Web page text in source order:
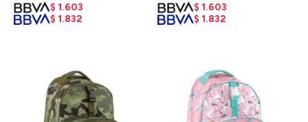
$ 1.603
$ 1.832
$ 1.603
$ 1.832